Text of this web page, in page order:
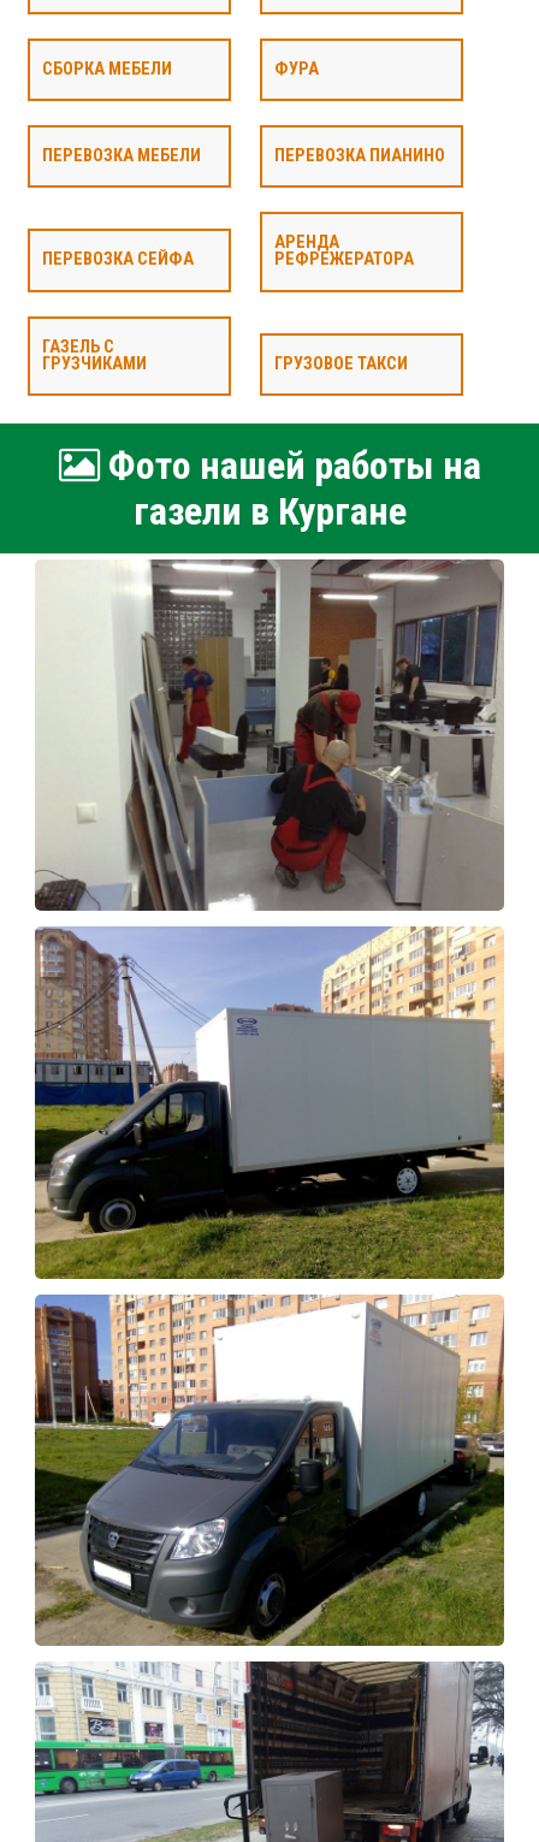
СБОРКА МЕБЕЛИ ФУРА
ПЕРЕВОЗКА МЕБЕЛИ ПЕРЕВОЗКА ПИАНИНО
ПЕРЕВОЗКА СЕЙФА
АРЕНДА
РЕФРЕЖЕРАТОРА
ГАЗЕЛЬ С
ГРУЗЧИКАМИ
ГРУЗОВОЕ ТАКСИ
Фото нашей работы на
газели в Кургане